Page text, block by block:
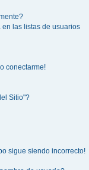
las listas de usuarios
conectarme!
Sitio"?
sigue siendo incorrecto!